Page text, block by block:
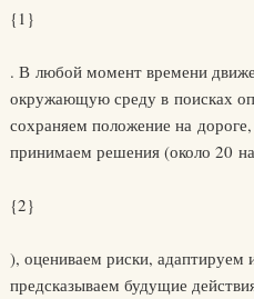
{1}
. В любой момент времени
окружающую среду в поисках
сохраняем положение на
принимаем решения (около 20
{2}
), оцениваем риски,
предсказываем будущие